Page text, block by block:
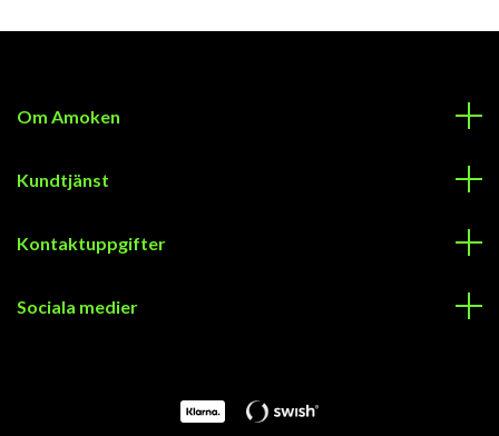
Om Amoken
Kundtjänst
Kontaktuppgifter
Sociala medier